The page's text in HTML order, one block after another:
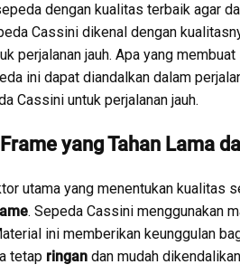
dengan kualitas terbaik agar
Cassini dikenal dengan
perjalanan jauh. Apa yang
ini dapat diandalkan dalam
Cassini untuk perjalanan jauh.
yang Tahan Lama
utama yang menentukan kualitas
. Sepeda Cassini menggunakan
ini memberikan keunggulan
tetap ringan dan mudah